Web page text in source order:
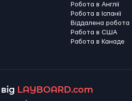
Робота в Англії
Робота в Іспанії
Віддалена робота
Работа в США
Работа в Канадe
LAYBOARD.com